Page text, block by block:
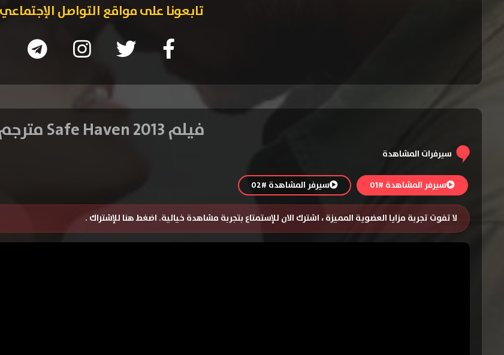
تابعونا على مواقع التواصل الإجتماعي
فيلم Safe Haven 2013 مترجم
سيرفرات المشاهدة
سيرفر المشاهدة #01 سيرفر المشاهدة #02
لا تفوت تجربة مزايا العضوية المميزة ، اشترك الان للإستمتاع بتجربة مشاهدة خيالية. اضغط هنا للإشتراك .